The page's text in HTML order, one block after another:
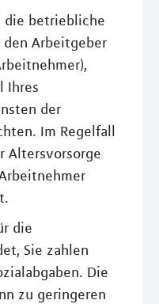
die betriebliche
Arbeitgeber
Ihres
der
Im Regelfall
Altersvorsorge
die
Sie zahlen
Die
zu geringeren